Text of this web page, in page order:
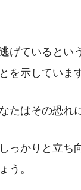
げているとい
を示しています
たはその恐れ
っかりと立ち
う。